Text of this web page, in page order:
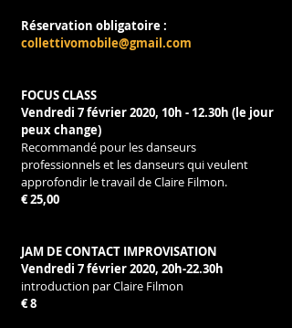
Réservation obligatoire :
collettivomobile@gmail.com
FOCUS CLASS
Vendredi 7 février 2020, 10h - 12.30h (le jour
peux change)
Recommandé pour les danseurs
professionnels et les danseurs qui veulent
approfondir le travail de Claire Filmon.
€ 25,00
JAM DE CONTACT IMPROVISATION
Vendredi 7 février 2020, 20h-22.30h
introduction par Claire Filmon
€ 8